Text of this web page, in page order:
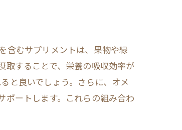
含むサプリメントは、果物や緑
取することで、栄養の吸収効率が
と良いでしょう。さらに、オメ
ポートします。これらの組み合わ